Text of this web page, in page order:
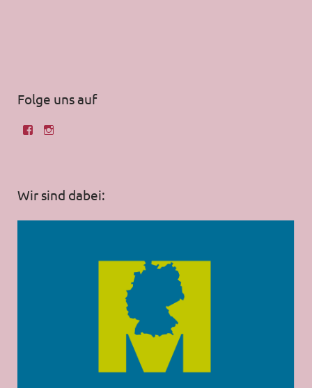
Folge uns auf
Wir sind dabei: